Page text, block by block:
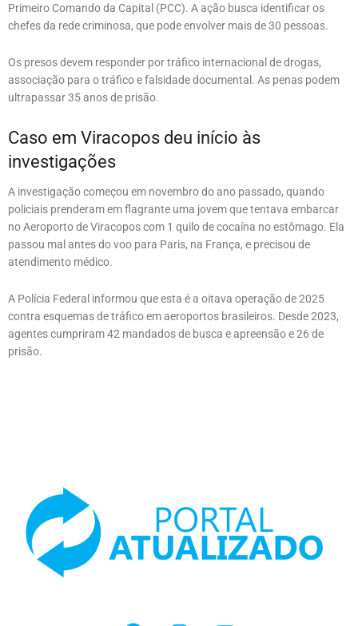
Primeiro Comando da Capital (PCC). A ação busca identificar os
chefes da rede criminosa, que pode envolver mais de 30 pessoas.
Os presos devem responder por tráfico internacional de drogas,
associação para o tráfico e falsidade documental. As penas podem
ultrapassar 35 anos de prisão.
Caso em Viracopos deu início às
investigações
A investigação começou em novembro do ano passado, quando
policiais prenderam em flagrante uma jovem que tentava embarcar
no Aeroporto de Viracopos com 1 quilo de cocaína no estômago. Ela
passou mal antes do voo para Paris, na França, e precisou de
atendimento médico.
A Polícia Federal informou que esta é a oitava operação de 2025
contra esquemas de tráfico em aeroportos brasileiros. Desde 2023,
agentes cumpriram 42 mandados de busca e apreensão e 26 de
prisão.